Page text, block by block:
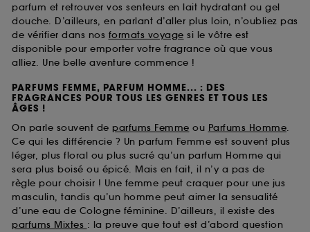
parfum et retrouver vos senteurs en lait hydratant ou gel
douche. D’ailleurs, en parlant d’aller plus loin, n’oubliez pas
de vérifier dans nos formats voyage si le vôtre est
disponible pour emporter votre fragrance où que vous
alliez. Une belle aventure commence !
PARFUMS FEMME, PARFUM HOMME... : DES
FRAGRANCES POUR TOUS LES GENRES ET TOUS LES
ÂGES !
On parle souvent de parfums Femme ou Parfums Homme.
Ce qui les différencie ? Un parfum Femme est souvent plus
léger, plus floral ou plus sucré qu’un parfum Homme qui
sera plus boisé ou épicé. Mais en fait, il n’y a pas de
règle pour choisir ! Une femme peut craquer pour une jus
masculin, tandis qu’un homme peut aimer la sensualité
d’une eau de Cologne féminine. D’ailleurs, il existe des
parfums Mixtes : la preuve que tout est d’abord question